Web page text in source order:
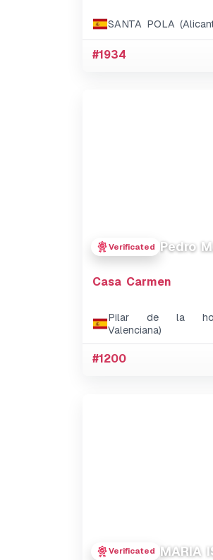
SANTA POLA
#1934
Verificated Pedro M.
Casa Carmen
Pilar de la
Valenciana)
#1200
Verificated MARIA